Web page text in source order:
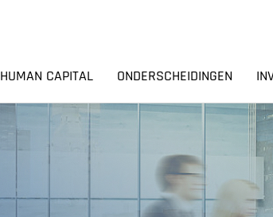
HUMAN CAPITAL ONDERSCHEIDINGEN